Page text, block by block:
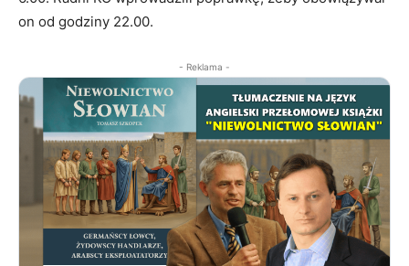
on od godziny 22.00.
- Reklama -